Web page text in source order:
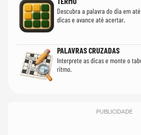
Descubra a palavra do dia em
dicas e avance até acertar.
PALAVRAS CRUZADAS
Interprete as dicas e monte o
ritmo.
PUBLICIDADE